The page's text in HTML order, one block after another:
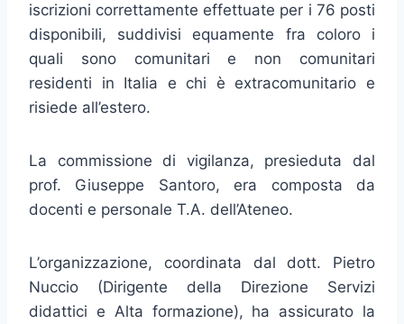
iscrizioni correttamente effettuate per i 76 posti
disponibili, suddivisi equamente fra coloro i
quali sono comunitari e non comunitari
residenti in Italia e chi è extracomunitario e
risiede all’estero.
La commissione di vigilanza, presieduta dal
prof. Giuseppe Santoro, era composta da
docenti e personale T.A. dell’Ateneo.
L’organizzazione, coordinata dal dott. Pietro
Nuccio (Dirigente della Direzione Servizi
didattici e Alta formazione), ha assicurato la